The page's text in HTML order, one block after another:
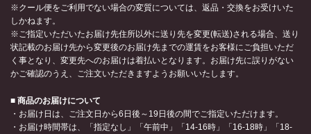
※クール便をご利用でない場合の変質については、返品・交換をお受けいた
しかねます。
※ご指定いただいたお届け先住所以外に送り先を変更(転送)される場合、送り
状記載のお届け先から変更後のお届け先までの運賃をお客様にご負担いただ
く事となり、変更先へのお届けは着払いとなります。お届け先に誤りがない
かご確認のうえ、ご注文いただきますようお願いいたします。
■ 商品のお届けについて
・お届け日は、ご注文日から6日後～19日後の間でご指定いただけます。
・お届け時間帯は、「指定なし」「午前中」「14-16時」「16-18時」「18-